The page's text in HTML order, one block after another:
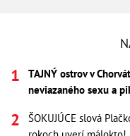
TAJNÝ ostrov v
neviazaného sexu a
ŠOKUJÚCE slová